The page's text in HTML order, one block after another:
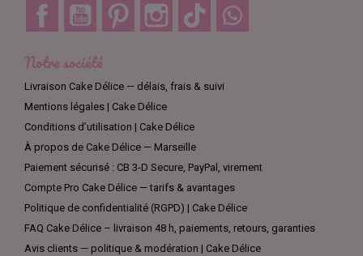
Facebook YouTube Pinterest Instagram TikTok
Notre société
Livraison Cake Délice — délais, frais & suivi
Mentions légales | Cake Délice
Conditions d’utilisation | Cake Délice
À propos de Cake Délice — Marseille
Paiement sécurisé : CB 3-D Secure, PayPal, virement
Compte Pro Cake Délice — tarifs & avantages
Politique de confidentialité (RGPD) | Cake Délice
FAQ Cake Délice – livraison 48 h, paiements, retours, garanties
Avis clients — politique & modération | Cake Délice